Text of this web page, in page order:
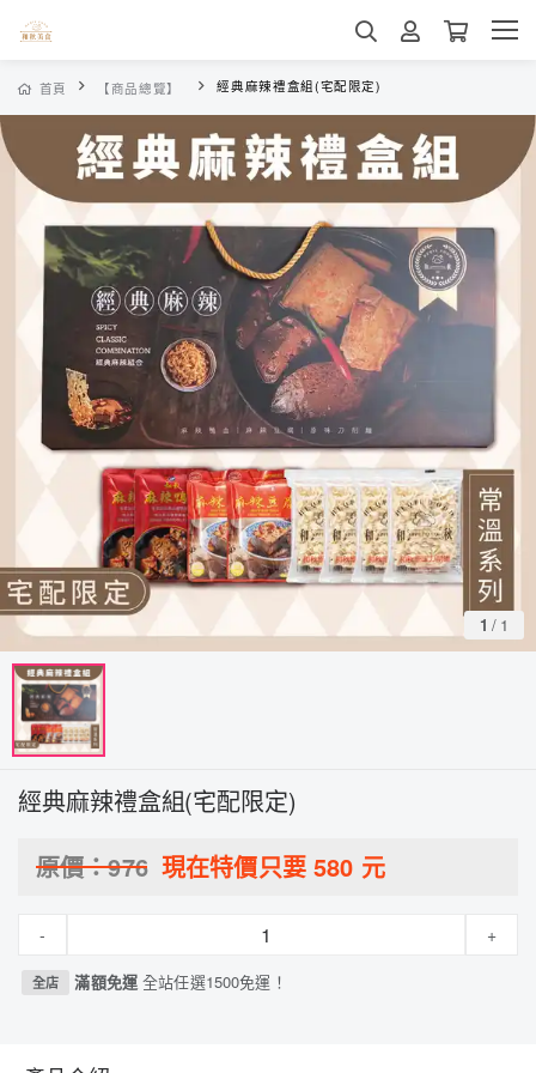
首頁 【商品總覽】 經典麻辣禮盒組(宅配限定)
1 / 1
經典麻辣禮盒組(宅配限定)
原價：976 現在特價只要 580 元
- +
全店 滿額免運全站任選1500免運！